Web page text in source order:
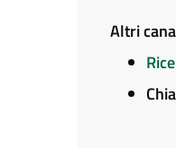
Altri